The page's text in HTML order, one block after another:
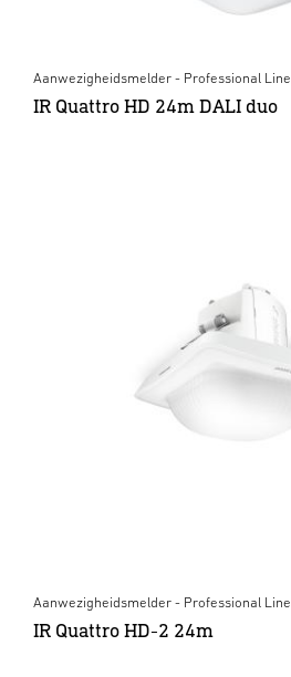
Aanwezigheidsmelder - Professional Line
IR Quattro HD 24m DALI duo
Aanwezigheidsmelder - Professional Line
IR Quattro HD-2 24m